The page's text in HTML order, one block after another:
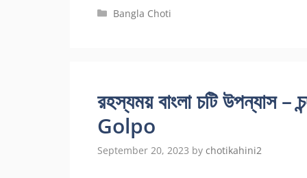
Categories
Bangla Choti
রহস্যময় বাংলা চটি
Golpo
September 20, 2023 by chotikahini2